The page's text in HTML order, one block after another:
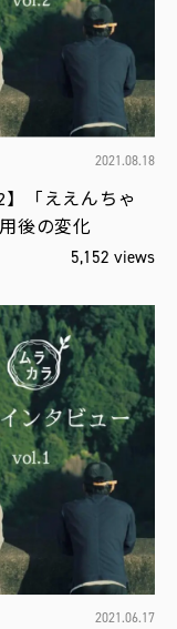
2021.08.18
】「ええんちゃ
後の変化
5,152 views
2021.06.17